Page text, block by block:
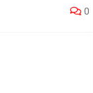
0